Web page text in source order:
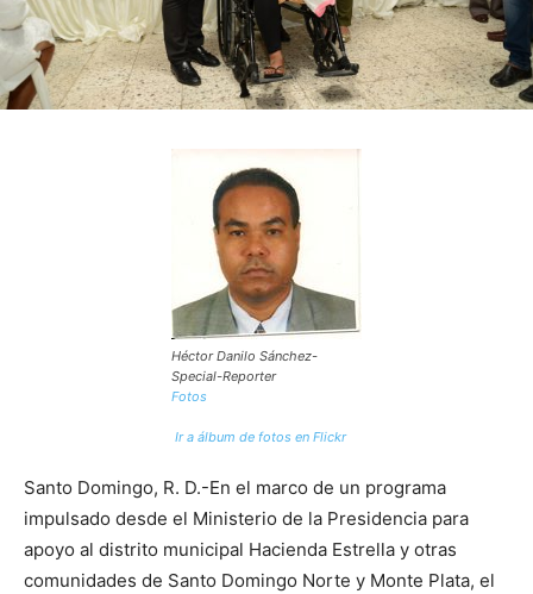
Héctor Danilo Sánchez-
Special-Reporter
Fotos
Ir a álbum de fotos en Flickr
Santo Domingo, R. D.-En el marco de un programa
impulsado desde el Ministerio de la Presidencia para
apoyo al distrito municipal Hacienda Estrella y otras
comunidades de Santo Domingo Norte y Monte Plata, el